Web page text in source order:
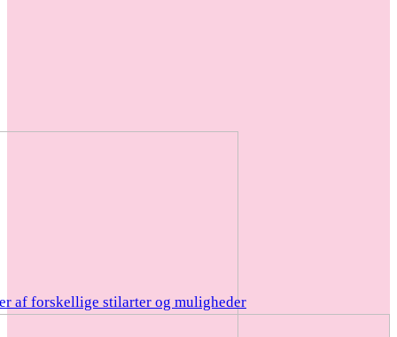
af forskellige stilarter og muligheder